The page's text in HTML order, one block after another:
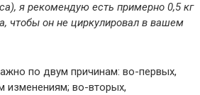
я рекомендую есть примерно 0,5 кг
чтобы он не циркулировал в вашем
по двум причинам: во-первых,
изменениям; во-вторых,